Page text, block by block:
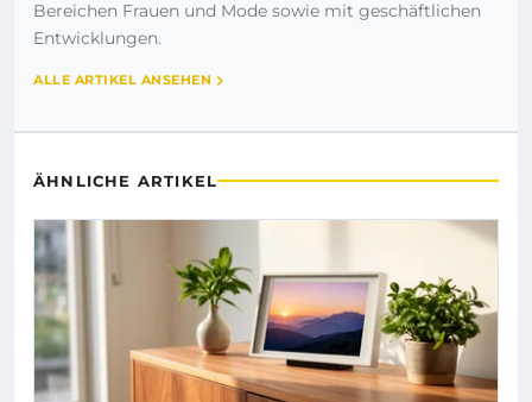
Bereichen Frauen und Mode sowie mit geschäftlichen
Entwicklungen.
ALLE ARTIKEL ANSEHEN
ÄHNLICHE ARTIKEL